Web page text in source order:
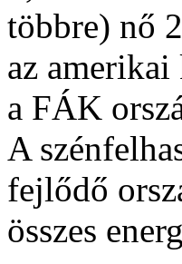
többre) nő
az amerikai
a FÁK
A
fejlődő
összes